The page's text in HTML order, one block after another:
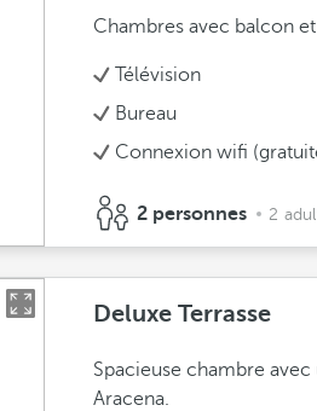
Chambres avec balcon
Télévision
Bureau
Connexion wifi
2 personnes 2
Deluxe Terrasse
Spacieuse chambre
Aracena.